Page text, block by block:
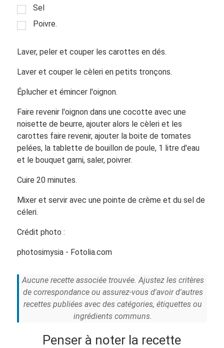
Sel
Poivre.
Laver, peler et couper les carottes en dés.
Laver et couper le cèleri en petits tronçons.
Éplucher et émincer l'oignon.
Faire revenir l'oignon dans une cocotte avec une
noisette de beurre, ajouter alors le cèleri et les
carottes faire revenir, ajouter la boite de tomates
pelées, la tablette de bouillon de poule, 1 litre d'eau
et le bouquet garni, saler, poivrer.
Cuire 20 minutes.
Mixer et servir avec une pointe de crème et du sel de
céleri.
Crédit photo :
photosimysia - Fotolia.com
Aucune recette associée trouvée. Ajustez les critères
de correspondance ou assurez-vous d'avoir d'autres
recettes publiées avec des catégories, étiquettes ou
ingrédients communs.
Penser à noter la recette